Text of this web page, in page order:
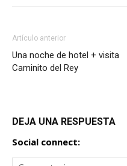
Artículo anterior
Una noche de hotel + visita
Caminito del Rey
DEJA UNA RESPUESTA
Social connect: